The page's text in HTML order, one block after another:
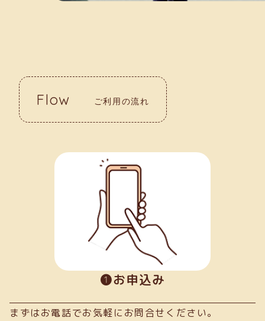
Flow ご利用の流れ
➊お申込み
まずはお電話でお気軽にお問合せください。